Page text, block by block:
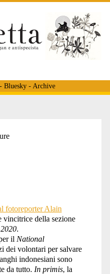
- Bluesky- Archive
span>
fotoreporter Alain
vincitrice della sezione
.
il National
dei volontari per salvare
indonesiani sono
da tutto. In primis, la